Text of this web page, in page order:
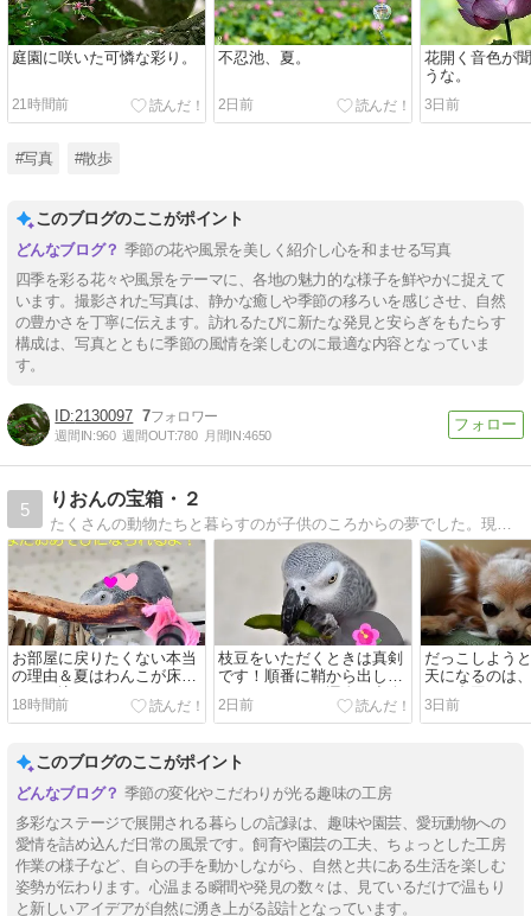
庭園に咲いた可憐な彩り。
21時間前
不忍池、夏。
2日前
花開く音色が
うな。
3日前
#写真 #散歩
このブログのここがポイント
季節の花や風景を美しく紹介し心を和ませる写真
四季を彩る花々や風景をテーマに、各地の魅力的な様子を鮮やかに捉えて
います。撮影された写真は、静かな癒しや季節の移ろいを感じさせ、自然
の豊かさを丁寧に伝えます。訪れるたびに新たな発見と安らぎをもたらす
構成は、写真とともに季節の風情を楽しむのに最適な内容となっていま
す。
2130097 7
週間IN:960 週間OUT:780 月間IN:4650
5
りおんの宝箱・２
お部屋に戻りたくない本当
の理由＆夏はわんこが床に
のめり込みます＆めだかさ
んの卵、おめめが確認でき
18時間前
枝豆をいただくときは真剣
です！順番に鞘から出して
いただきます＆運命の出会
い！？欲しかっためだかさ
ハイビスカス
2日前
だっこしよう
天になるのは
すの合図なの
ニシさんたち
3日前
このブログのここがポイント
季節の変化やこだわりが光る趣味の工房
多彩なステージで展開される暮らしの記録は、趣味や園芸、愛玩動物への
愛情を詰め込んだ日常の風景です。飼育や園芸の工夫、ちょっとした工房
作業の様子など、自らの手を動かしながら、自然と共にある生活を楽しむ
姿勢が伝わります。心温まる瞬間や発見の数々は、見ているだけで温もり
と新しいアイデアが自然に湧き上がる設計となっています。